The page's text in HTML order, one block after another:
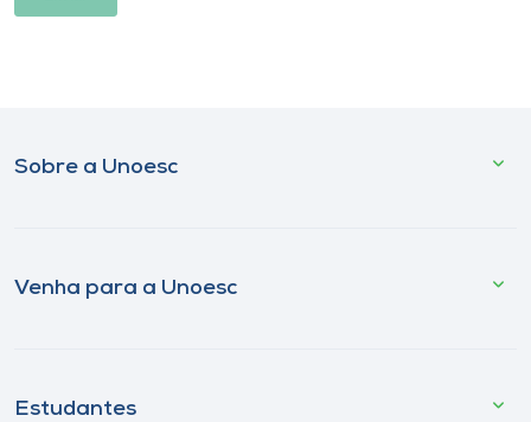
Sobre a Unoesc
Venha para a Unoesc
Estudantes